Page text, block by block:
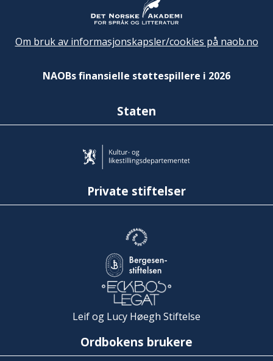
Om bruk av informasjonskapsler/cookies på naob.no
NAOBs finansielle støttespillere i 2026
Staten
Private stiftelser
Leif og Lucy Høegh Stiftelse
Ordbokens brukere